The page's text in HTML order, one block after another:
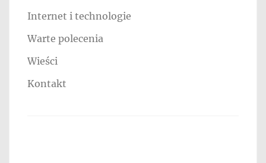
Internet i technologie
Warte polecenia
Wieści
Kontakt